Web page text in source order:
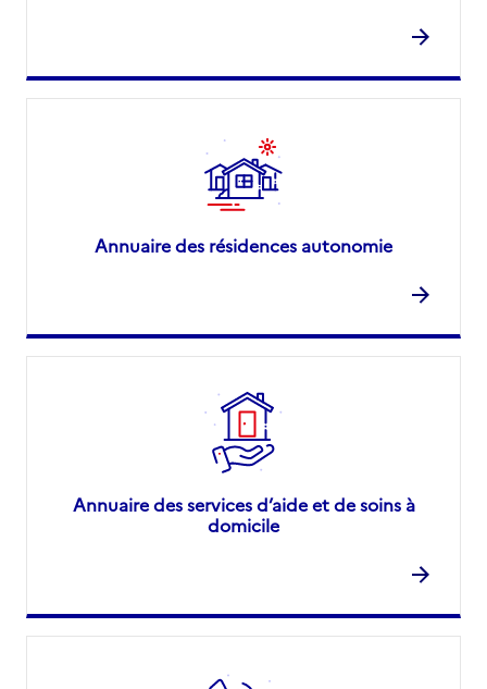
Annuaire des résidences autonomie
Annuaire des services d’aide et de soins à
domicile